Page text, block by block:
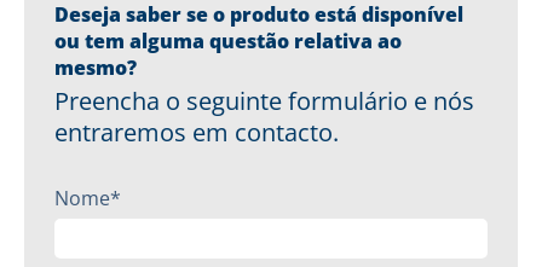
Deseja saber se o produto está disponível
ou tem alguma questão relativa ao
mesmo?
Preencha o seguinte formulário e nós
entraremos em contacto.
Nome*